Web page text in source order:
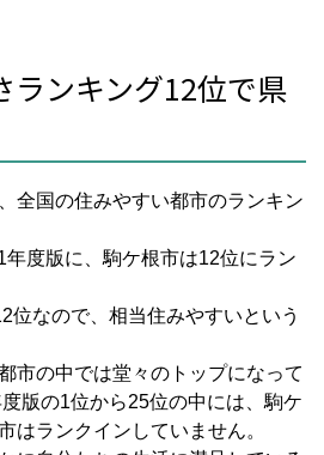
ランキング12位で県
全国の住みやすい都市のランキン
年度版に、駒ケ根市は12位にラン
位なので、相当住みやすいという
市の中では堂々のトップになって
版の1位から25位の中には、駒ケ
はランクインしていません。